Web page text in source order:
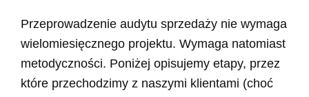
Przeprowadzenie audytu sprzedaży nie wymaga
wielomiesięcznego projektu. Wymaga natomiast
metodyczności. Poniżej opisujemy etapy, przez
które przechodzimy z naszymi klientami (choć